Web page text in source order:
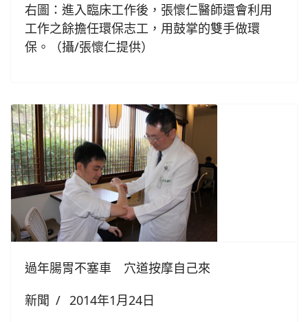
右圖：進入臨床工作後，張懷仁醫師還會利用
工作之餘擔任環保志工，用鼓掌的雙手做環
保。（攝/張懷仁提供）
過年腸胃不塞車 穴道按摩自己來
新聞
2014年1月24日